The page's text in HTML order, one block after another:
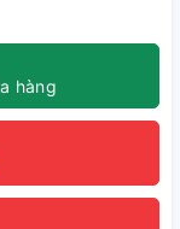
hàng